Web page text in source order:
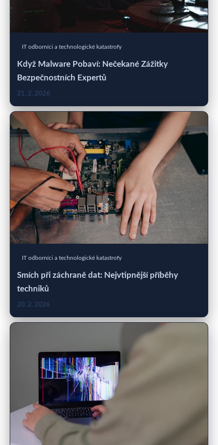
IT odborníci a technologické katastrofy
Když Malware Pobaví: Nečekané Zážitky
Bezpečnostních Expertů
21. 2. 2026
IT odborníci a technologické katastrofy
Smích při záchraně dat: Nejvtipnější příběhy
techniků
20. 2. 2026